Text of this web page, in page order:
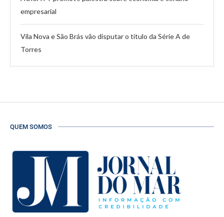
empresarial
Vila Nova e São Brás vão disputar o título da Série A de
Torres
QUEM SOMOS